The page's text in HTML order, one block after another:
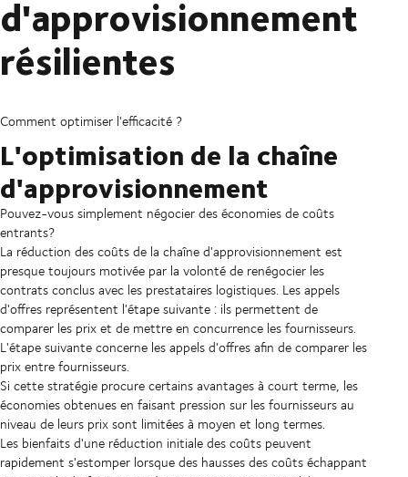
d'approvisionnement
résilientes
Comment optimiser l'efficacité ?
L'optimisation de la chaîne
d'approvisionnement
Pouvez-vous simplement négocier des économies de coûts
entrants?
La réduction des coûts de la chaîne d'approvisionnement est
presque toujours motivée par la volonté de renégocier les
contrats conclus avec les prestataires logistiques. Les appels
d'offres représentent l'étape suivante : ils permettent de
comparer les prix et de mettre en concurrence les fournisseurs.
L'étape suivante concerne les appels d'offres afin de comparer les
prix entre fournisseurs.
Si cette stratégie procure certains avantages à court terme, les
économies obtenues en faisant pression sur les fournisseurs au
niveau de leurs prix sont limitées à moyen et long termes.
Les bienfaits d'une réduction initiale des coûts peuvent
rapidement s'estomper lorsque des hausses des coûts échappant